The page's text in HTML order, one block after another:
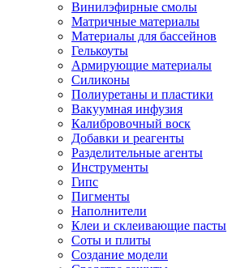
Винилэфирные смолы
Матричные материалы
Материалы для бассейнов
Гелькоуты
Армирующие материалы
Силиконы
Полиуретаны и пластики
Вакуумная инфузия
Калибровочный воск
Добавки и реагенты
Разделительные агенты
Инструменты
Гипс
Пигменты
Наполнители
Клеи и склеивающие пасты
Соты и плиты
Создание модели